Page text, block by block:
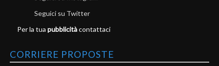
Seguici su Twitter
Per la tua pubblicitàcontattaci
CORRIERE PROPOSTE